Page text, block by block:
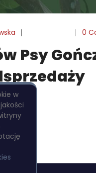
0
Psy
PulpBooks można
Retro Kryminału 2024
jest również wydanie
Łodzi z okresu
sądowej, staną
w